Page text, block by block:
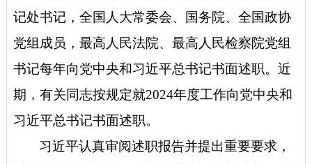
记处书记，全国人大常委会、国务院、全国政协
党组成员，最高人民法院、最高人民检察院党组
书记每年向党中央和习近平总书记书面述职。近
期，有关同志按规定就2024年度工作向党中央和
习近平总书记书面述职。
习近平认真审阅述职报告并提出重要要求，